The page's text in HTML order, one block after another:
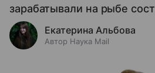
зарабатывали на рыбе
Екатерина Альбова
Автор Наука Mail